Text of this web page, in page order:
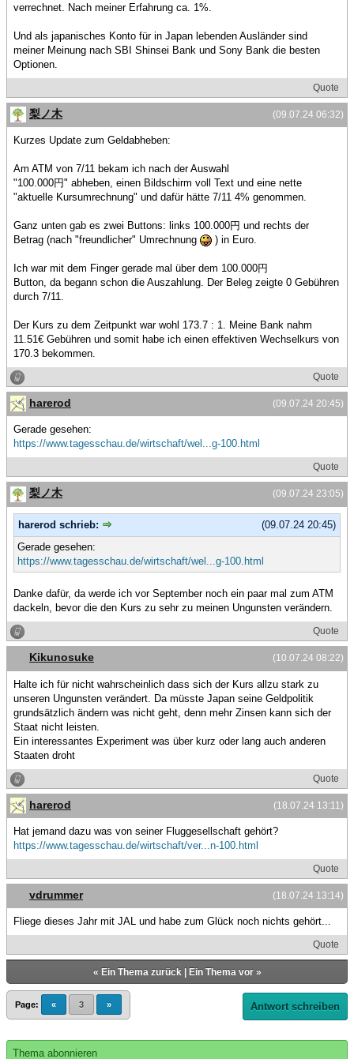
verrechnet. Nach meiner Erfahrung ca. 1%.
Und als japanisches Konto für in Japan lebenden Ausländer sind
meiner Meinung nach SBI Shinsei Bank und Sony Bank die besten
Optionen.
Quote
(09.07.24 06:32)
梨ノ木
Kurzes Update zum Geldabheben:
Am ATM von 7/11 bekam ich nach der Auswahl
"100.000円" abheben, einen Bildschirm voll Text und eine nette
"aktuelle Kursumrechnung" und dafür hätte 7/11 4% genommen.
Ganz unten gab es zwei Buttons: links 100.000円 und rechts der
Betrag (nach "freundlicher" Umrechnung
) in Euro.
Ich war mit dem Finger gerade mal über dem 100.000円
Button, da begann schon die Auszahlung. Der Beleg zeigte 0 Gebühren
durch 7/11.
Der Kurs zu dem Zeitpunkt war wohl 173.7 : 1. Meine Bank nahm
11.51€ Gebühren und somit habe ich einen effektiven Wechselkurs von
170.3 bekommen.
Quote
(09.07.24 20:45)
harerod
Gerade gesehen:
https://www.tagesschau.de/wirtschaft/wel...g-100.html
Quote
(09.07.24 23:05)
梨ノ木
(09.07.24 20:45)
harerod schrieb:
Gerade gesehen:
https://www.tagesschau.de/wirtschaft/wel...g-100.html
Danke dafür, da werde ich vor September noch ein paar mal zum ATM
dackeln, bevor die den Kurs zu sehr zu meinen Ungunsten verändern.
Quote
(10.07.24 08:22)
Kikunosuke
Halte ich für nicht wahrscheinlich dass sich der Kurs allzu stark zu
unseren Ungunsten verändert. Da müsste Japan seine Geldpolitik
grundsätzlich ändern was nicht geht, denn mehr Zinsen kann sich der
Staat nicht leisten.
Ein interessantes Experiment was über kurz oder lang auch anderen
Staaten droht
Quote
(18.07.24 13:11)
harerod
Hat jemand dazu was von seiner Fluggesellschaft gehört?
https://www.tagesschau.de/wirtschaft/ver...n-100.html
Quote
(18.07.24 13:14)
vdrummer
Fliege dieses Jahr mit JAL und habe zum Glück noch nichts gehört...
Quote
« Ein Thema zurück| Ein Thema vor»
Page: « 3 » Antwort schreiben
Thema abonnieren